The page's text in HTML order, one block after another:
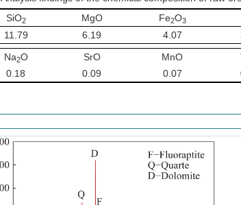
SiO2 MgO Fe2O3
11.79 6.19 4.07
Na2O SrO MnO
0.18 0.09 0.07